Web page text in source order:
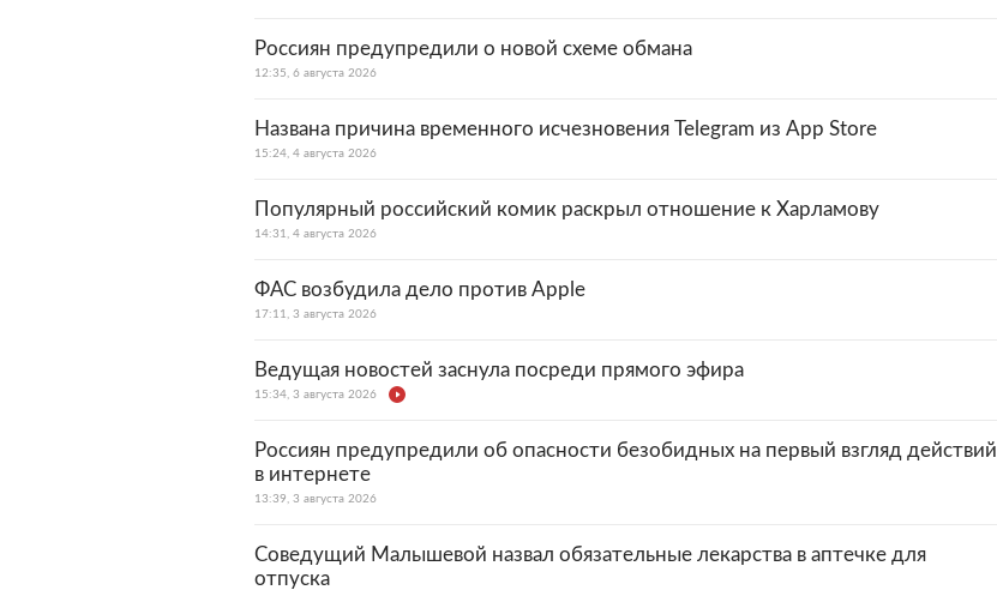
Россиян предупредили о новой схеме обмана
12:35, 6 августа 2026
Названа причина временного исчезновения Telegram из App Store
15:24, 4 августа 2026
Популярный российский комик раскрыл отношение к Харламову
14:31, 4 августа 2026
ФАС возбудила дело против Apple
17:11, 3 августа 2026
Ведущая новостей заснула посреди прямого эфира
15:34, 3 августа 2026
Россиян предупредили об опасности безобидных на первый взгляд действий
в интернете
13:39, 3 августа 2026
Соведущий Малышевой назвал обязательные лекарства в аптечке для
отпуска